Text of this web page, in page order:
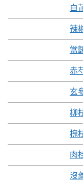
白
辣
當
赤
玄
柳
槐
肉
沒